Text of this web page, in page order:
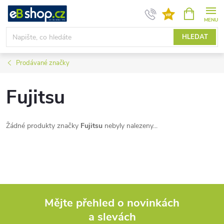
Přejít
obsah
HLEDAT
NÁKUPNÍ
KOŠÍK
Prodávané značky
Fujitsu
Žádné produkty značky Fujitsu nebyly nalezeny...
Mějte přehled o novinkách
a slevách